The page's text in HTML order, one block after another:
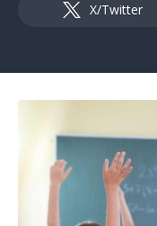
X/Twitter